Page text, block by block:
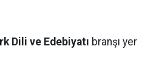
Dili ve Edebiyatı branşı yer